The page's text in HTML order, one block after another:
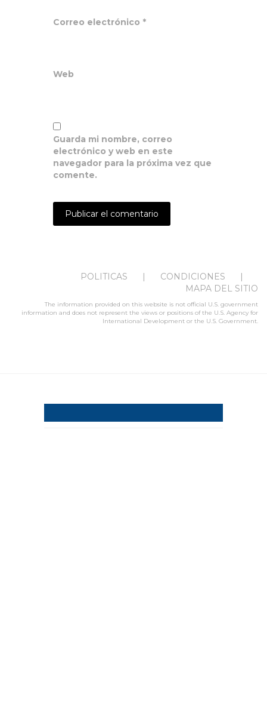
Correo electrónico *
Web
Guarda mi nombre, correo
electrónico y web en este
navegador para la próxima vez que
comente.
POLITICAS
CONDICIONES
MAPA DEL SITIO
The information provided on this website is not official U.S. government
information and does not represent the views or positions of the U.S. Agency for
International Development or the U.S. Government.